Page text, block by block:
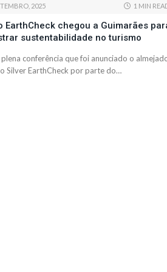
2025 1 MIN
EarthCheck chegou a Guimarães
sustentabilidade no turismo
conferência que foi anunciado o
Silver EarthCheck por parte do…